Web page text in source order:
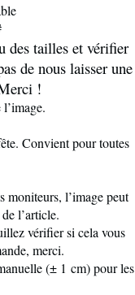
des tailles et vérifier
de nous laisser une
!
Convient pour toutes
moniteurs, l’image peut
l’article.
vérifier si cela vous
merci.
(± 1 cm) pour les